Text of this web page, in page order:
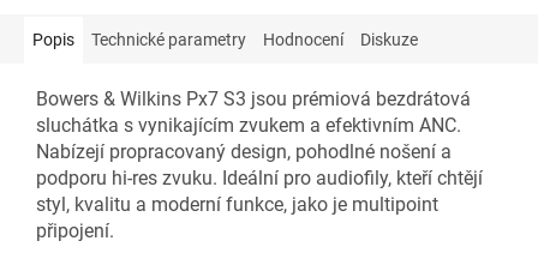
Popis Technické parametry Hodnocení Diskuze
Bowers & Wilkins Px7 S3 jsou prémiová bezdrátová
sluchátka s vynikajícím zvukem a efektivním ANC.
Nabízejí propracovaný design, pohodlné nošení a
podporu hi-res zvuku. Ideální pro audiofily, kteří chtějí
styl, kvalitu a moderní funkce, jako je multipoint
připojení.